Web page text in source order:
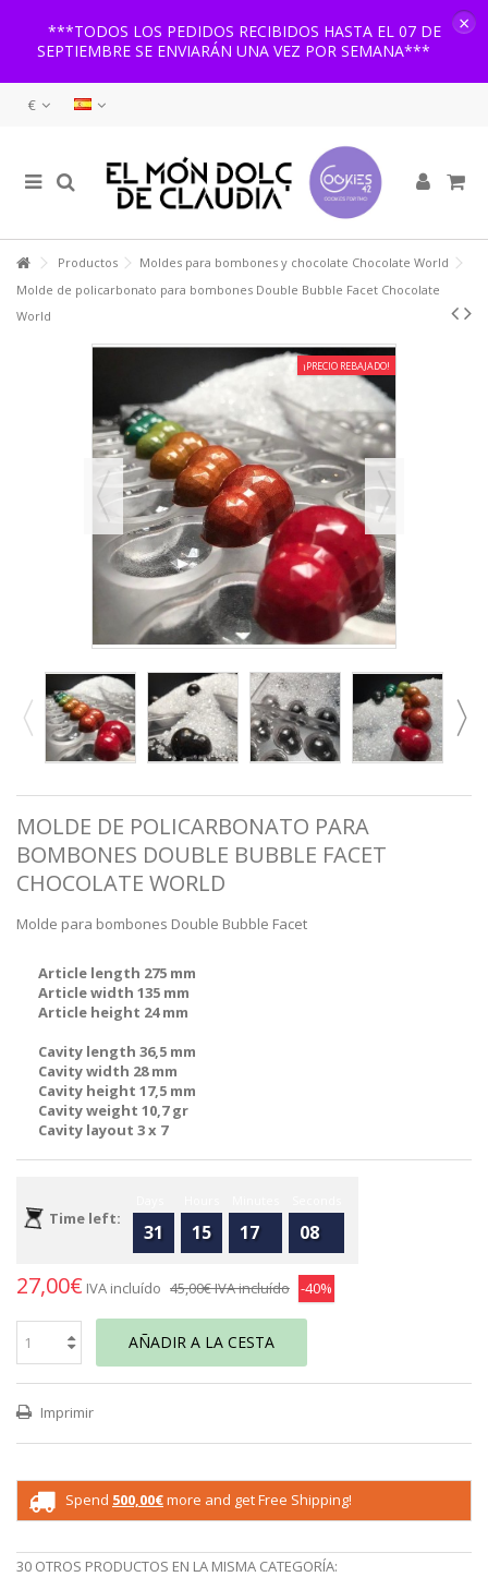
***TODOS LOS PEDIDOS RECIBIDOS HASTA EL 07 DE
SEPTIEMBRE SE ENVIARÁN UNA VEZ POR SEMANA***
×
€
Productos
Moldes para bombones y chocolate Chocolate World
Molde de policarbonato para bombones Double Bubble Facet Chocolate
World
¡PRECIO REBAJADO!
MOLDE DE POLICARBONATO PARA
BOMBONES DOUBLE BUBBLE FACET
CHOCOLATE WORLD
Molde para bombones Double Bubble Facet
Article length 275 mm
Article width 135 mm
Article height 24 mm
Cavity length 36,5 mm
Cavity width 28 mm
Cavity height 17,5 mm
Cavity weight 10,7 gr
Cavity layout 3 x 7
Time left:
31 15 17 08
27,00€ IVA incluído 45,00€IVA incluído -40%
AÑADIR A LA CESTA
Imprimir
Spend 500,00€more and get Free Shipping!
30 OTROS PRODUCTOS EN LA MISMA CATEGORÍA: